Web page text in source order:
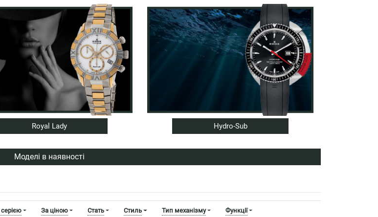
Royal Lady Hydro-Sub
Моделі в наявності
За ціною Стать Стиль Тип механізму Функції